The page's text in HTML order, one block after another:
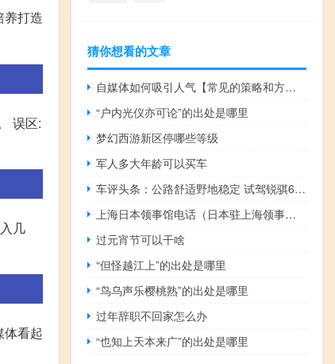
养打造
误区:
几
体看起
猜你想看的文章
自媒体如何吸引人气【常见的策略和方法提高吸引力】
“户内光仪亦可论”的出处是哪里
梦幻西游新区停哪些等级
军人多大年龄可以买车
车评头条：公路舒适野地稳定 试驾锐骐6柴油四驱自动挡
上海日本领事馆电话（日本驻上海领事馆官网）
过元宵节可以干啥
“但怪越江上”的出处是哪里
“鸟乌声乐樱桃熟”的出处是哪里
过年辞职不回家怎么办
“也知上天本来广”的出处是哪里